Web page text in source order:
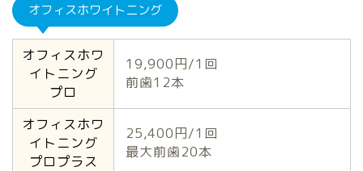
オフィスホワイトニング
オフィスホワ
イトニング
プロ
19,900円/1回
前歯12本
オフィスホワ
イトニング
プロプラス
25,400円/1回
最大前歯20本